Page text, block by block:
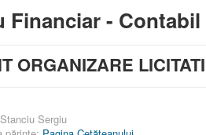
Financiar - Contabil
ORGANIZARE
Stanciu Sergiu